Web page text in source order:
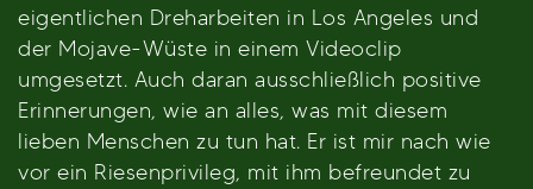
eigentlichen Dreharbeiten in Los Angeles und
der Mojave-Wüste in einem Videoclip
umgesetzt. Auch daran ausschließlich positive
Erinnerungen, wie an alles, was mit diesem
lieben Menschen zu tun hat. Er ist mir nach wie
vor ein Riesenprivileg, mit ihm befreundet zu